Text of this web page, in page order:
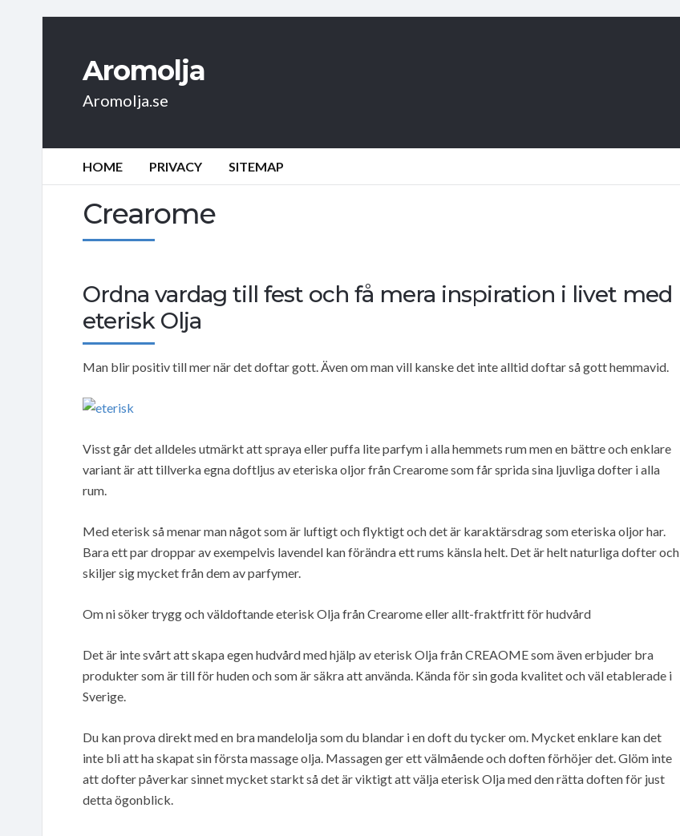
Aromolja
Aromolja.se
HOME PRIVACY SITEMAP
Crearome
Ordna vardag till fest och få mera inspiration i livet med
eterisk Olja
Man blir positiv till mer när det doftar gott. Även om man vill kanske det inte alltid doftar så gott hemmavid.
Visst går det alldeles utmärkt att spraya eller puffa lite parfym i alla hemmets rum men en bättre och enklare
variant är att tillverka egna doftljus av eteriska oljor från Crearome som får sprida sina ljuvliga dofter i alla
rum.
Med eterisk så menar man något som är luftigt och flyktigt och det är karaktärsdrag som eteriska oljor har.
Bara ett par droppar av exempelvis lavendel kan förändra ett rums känsla helt. Det är helt naturliga dofter och
skiljer sig mycket från dem av parfymer.
Om ni söker trygg och väldoftande eterisk Olja från Crearome eller allt-fraktfritt för hudvård
Det är inte svårt att skapa egen hudvård med hjälp av eterisk Olja från CREAOME som även erbjuder bra
produkter som är till för huden och som är säkra att använda. Kända för sin goda kvalitet och väl etablerade i
Sverige.
Du kan prova direkt med en bra mandelolja som du blandar i en doft du tycker om. Mycket enklare kan det
inte bli att ha skapat sin första massage olja. Massagen ger ett välmående och doften förhöjer det. Glöm inte
att dofter påverkar sinnet mycket starkt så det är viktigt att välja eterisk Olja med den rätta doften för just
detta ögonblick.